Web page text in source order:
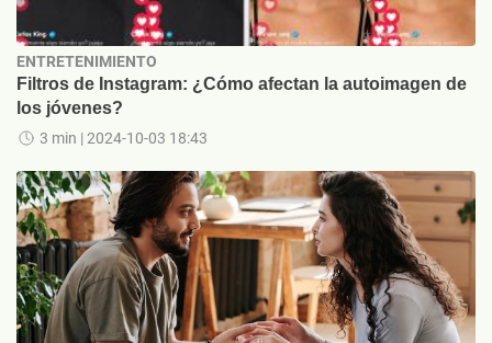
ENTRETENIMIENTO
Filtros de Instagram: ¿Cómo afectan la autoimagen de
los jóvenes?
3 min | 2024-10-03 18:43